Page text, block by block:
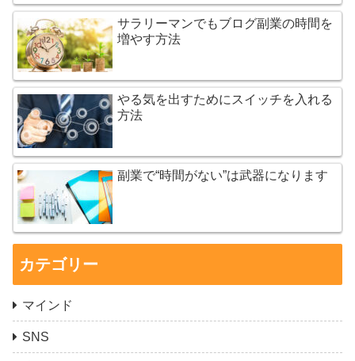
サラリーマンでもブログ副業の時間を
増やす方法
やる気を出すためにスイッチを入れる
方法
副業で“時間がない”は武器になります
カテゴリー
マインド
SNS